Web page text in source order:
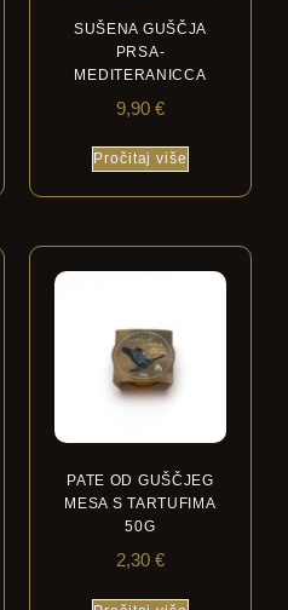
SUŠENA GUŠČJA
PRSA-
MEDITERANICCA
9,90 €
Pročitaj više
PATE OD GUŠČJEG
MESA S TARTUFIMA
50G
2,30 €